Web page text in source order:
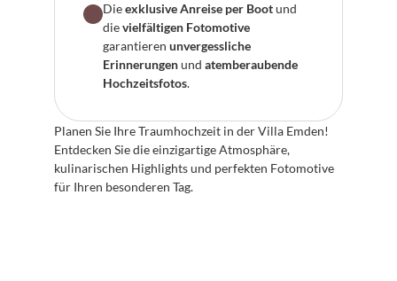
Die exklusive Anreise per Boot und
die vielfältigen Fotomotive
garantieren unvergessliche
Erinnerungen und atemberaubende
Hochzeitsfotos.
Planen Sie Ihre Traumhochzeit in der Villa Emden!
Entdecken Sie die einzigartige Atmosphäre,
kulinarischen Highlights und perfekten Fotomotive
für Ihren besonderen Tag.